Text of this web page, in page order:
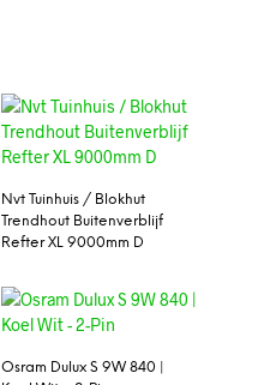
Nvt Tuinhuis / Blokhut
Trendhout Buitenverblijf
Refter XL 9000mm D
Osram Dulux S 9W 840 |